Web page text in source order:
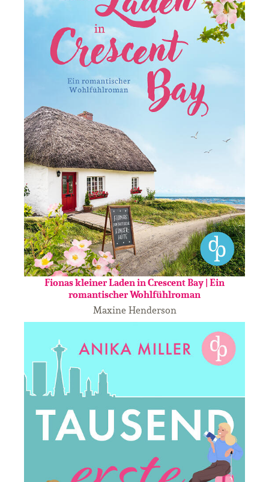
Fionas kleiner Laden in Crescent Bay | Ein
romantischer Wohlfühlroman
Maxine Henderson